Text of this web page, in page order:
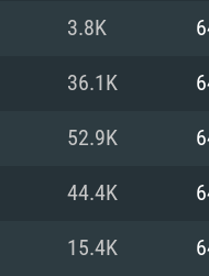
supportant
1060 et
Radeon Vega
NVIDIA 1060
6 mois) / de
avec les
3.8K
36.1K
52.9K
44.4K
15.4K